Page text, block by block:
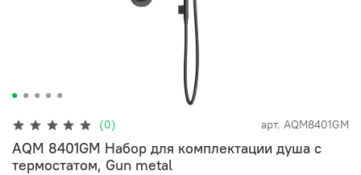
(0) арт. AQM8401GM
AQM 8401GM Набор для комплектации душа с
термостатом, Gun metal